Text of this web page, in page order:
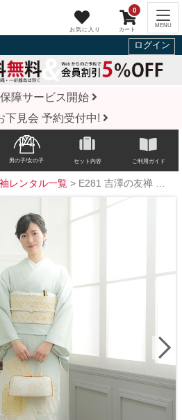
ログイン
障サービス開始
下見会 予約受付中!
0
男の子/女の子 セット内容 ご利用ガイド
レンタル一覧> E281 吉澤の友禅